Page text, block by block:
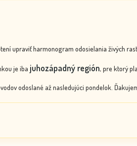
upraviť harmonogram odosielania živých
je iba juhozápadný región, pre ktorý
odoslané až nasledujúci pondelok.